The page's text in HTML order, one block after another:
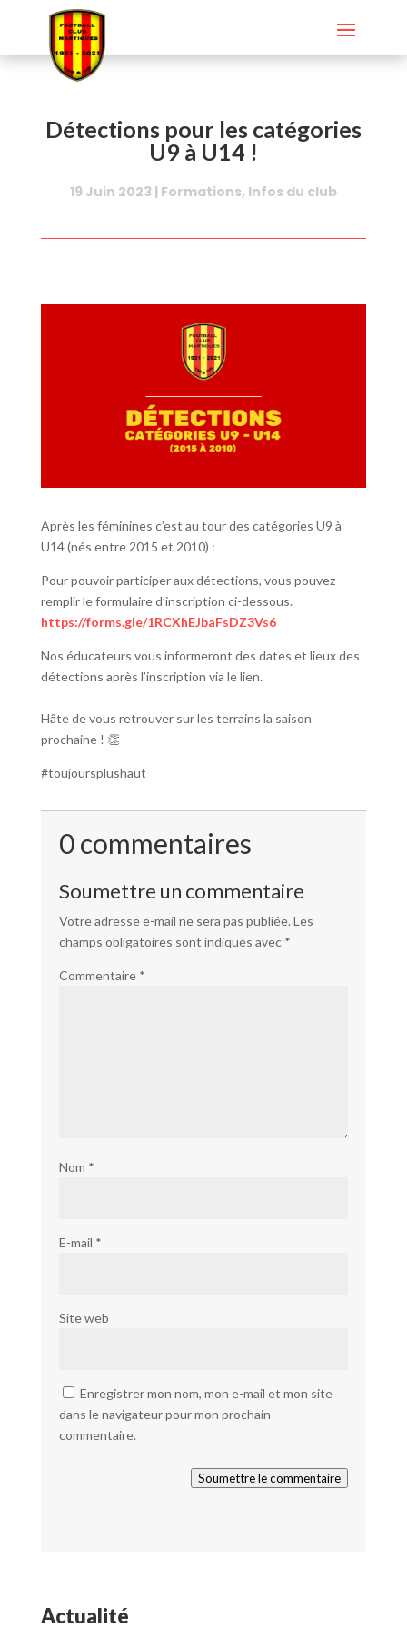
Détections pour les catégories
U9 à U14 !
19 Juin 2023 | Formations, Infos du club
Après les féminines c’est au tour des catégories U9 à
U14 (nés entre 2015 et 2010) :
Pour pouvoir participer aux détections, vous pouvez
remplir le formulaire d’inscription ci-dessous.
https://forms.gle/1RCXhEJbaFsDZ3Vs6
Nos éducateurs vous informeront des dates et lieux des
détections après l’inscription via le lien.
Hâte de vous retrouver sur les terrains la saison
prochaine ! 👏
#toujoursplushaut
0 commentaires
Soumettre un commentaire
Votre adresse e-mail ne sera pas publiée. Les
champs obligatoires sont indiqués avec *
Commentaire *
Nom *
E-mail *
Site web
Enregistrer mon nom, mon e-mail et mon site
dans le navigateur pour mon prochain
commentaire.
Soumettre le commentaire
Actualité